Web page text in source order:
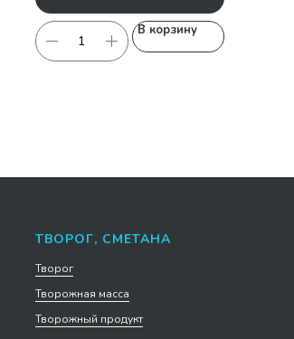
В корзину
ТВОРОГ, СМЕТАНА
Творог
Творожная масса
Творожный продукт